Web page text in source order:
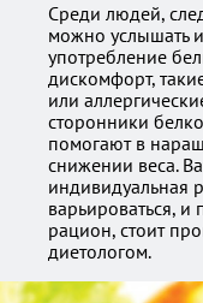
Среди людей,
можно услышать
употребление
дискомфорт,
или
сторонники
помогают в
снижении веса.
индивидуальная
варьироваться,
рацион, стоит
диетологом.